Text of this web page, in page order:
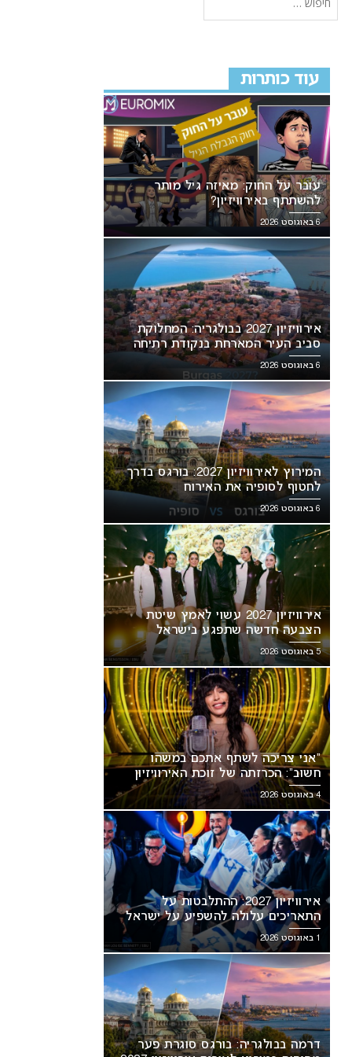
עוד כותרות
עובר על החוק: מאיזה גיל מותר
להשתתף באירוויזיון?
6 באוגוסט 2026
אירוויזיון 2027 בבולגריה: המחלוקת
סביב העיר המארחת בנקודת רתיחה
6 באוגוסט 2026
המירוץ לאירוויזיון 2027: בורגס בדרך
לחטוף לסופיה את האירוח
6 באוגוסט 2026
אירוויזיון 2027 עשוי לאמץ שיטת
הצבעה חדשה שתפגע בישראל
5 באוגוסט 2026
“אני צריכה לשתף אתכם במשהו
חשוב”: הכרזתה של זוכת האירוויזיון
מסעירה את הרשת
4 באוגוסט 2026
אירוויזיון 2027: ההתלבטות על
התאריכים עלולה להשפיע על ישראל
1 באוגוסט 2026
דרמה בבולגריה: בורגס סוגרת פער